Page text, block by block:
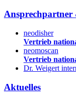
Ansprechpartner
neodisher
Vertrieb
neomoscan
Vertrieb
Dr. Weigert
Aktuelles